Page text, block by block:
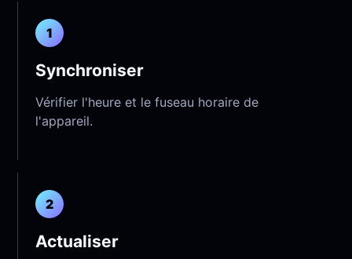
1
Synchroniser
Vérifier l'heure et le fuseau horaire de
l'appareil.
2
Actualiser